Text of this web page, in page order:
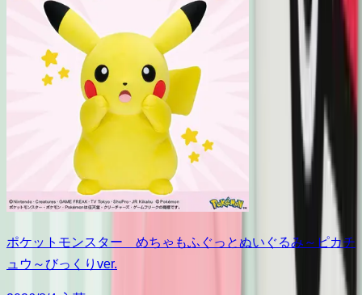
ポケットモンスター めちゃもふぐっとぬいぐるみ～ピカチ
ュウ～びっくりver.